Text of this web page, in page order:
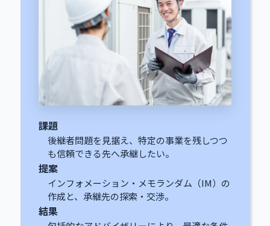
課題
後継者問題を見据え、特定の事業を残しつつ
も信頼できる先へ承継したい。
提案
インフォメーション・メモランダム（IM）の
作成と、承継先の探索・交渉。
結果